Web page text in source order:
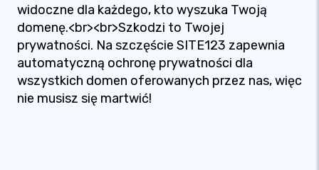
widoczne dla każdego, kto wyszuka Twoją
domenę.<br><br>Szkodzi to Twojej
prywatności. Na szczęście SITE123 zapewnia
automatyczną ochronę prywatności dla
wszystkich domen oferowanych przez nas, więc
nie musisz się martwić!